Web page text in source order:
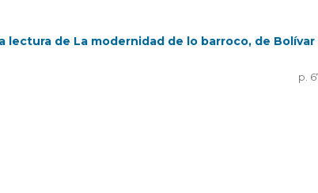
de La modernidad de lo barroco, de Bolívar
p.